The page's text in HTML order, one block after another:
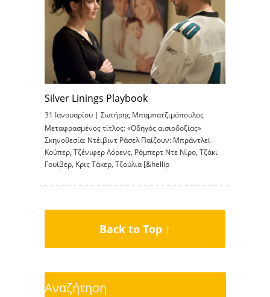
Silver Linings Playbook
31 Ιανουαρίου | Σωτήρης Μπαμπατζιμόπουλος
Μεταφρασμένος τίτλος: «Οδηγός αισιοδοξίας»
Σκηνοθεσία: Ντέιβιντ Ράσελ Παίζουν: Μπράντλεϊ
Κούπερ, Τζένιφερ Λόρενς, Ρόμπερτ Ντε Νίρο, Τζάκι
Γουίβερ, Κρις Τάκερ, Τζούλια [&hellip
Back to Top ↑
Αναζήτηση